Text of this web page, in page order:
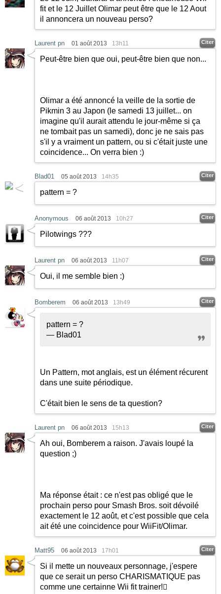
fit et le 12 Juillet Olimar peut être que le 12 Aout
il annoncera un nouveau perso?
Laurent pn 01 août 2013 13h11 Citer
Peut-être bien que oui, peut-être bien que non...
Olimar a été annoncé la veille de la sortie de
Pikmin 3 au Japon (le samedi 13 juillet... on
imagine qu'il aurait attendu le jour-même si ça
ne tombait pas un samedi), donc je ne sais pas
s'il y a vraiment un pattern, ou si c'était juste une
coincidence... On verra bien :)
Blad01 05 août 2013 14h35 Citer
pattern = ?
Anonymous 06 août 2013 10h27 Citer
Pilotwings ???
Laurent pn 06 août 2013 11h07 Citer
Oui, il me semble bien :)
Bomberem 06 août 2013 13h49 Citer
pattern = ?
— Blad01
Un Pattern, mot anglais, est un élément récurent
dans une suite périodique.
C'était bien le sens de ta question?
Laurent pn 06 août 2013 15h13 Citer
Ah oui, Bomberem a raison. J'avais loupé la
question ;)
Ma réponse était : ce n'est pas obligé que le
prochain perso pour Smash Bros. soit dévoilé
exactement le 12 août, et c'est possible que cela
ait été une coincidence pour WiiFit/Olimar.
Matt95 06 août 2013 17h01 Citer
Si il mette un nouveaux personnage, j'espere
que ce serait un perso CHARISMATIQUE pas
comme une certainne Wii fit trainer!